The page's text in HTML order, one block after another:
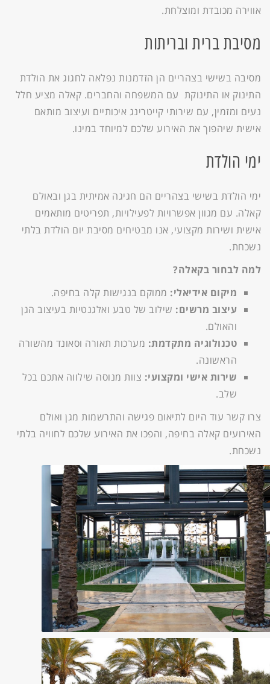
אווירה מכובדת ומוצלחת.
מסיבת ברית ובריתות
מסיבה בשישי בצהריים הן הזדמנות נפלאה לחגוג את הולדת
התינוק או התינוקת עם המשפחה והחברים. קאלה מציע חלל
נעים ומזמין, עם שירותי קייטרינג איכותיים ועיצוב מותאם
אישית שיהפוך את האירוע שלכם למיוחד במינו.
ימי הולדת
ימי הולדת בשישי בצהריים הם חגיגה אמיתית בגן ובאולם
קאלה. עם מגוון אפשרויות לפעילויות, תפריטים מותאמים
אישית ושירות מקצועי, אנו מבטיחים מסיבת יום הולדת בלתי
נשכחת.
למה לבחור בקאלה?
מיקום אידיאלי: ממוקם בנגישות קלה בחיפה.
עיצוב מרשים: שילוב של טבע ואלגנטיות בעיצוב הגן
והאולם.
טכנולוגיה מתקדמת: מערכות תאורה וסאונד מהשורה
הראשונה.
שירות אישי ומקצועי: צוות מנוסה שילווה אתכם בכל
שלב.
צרו קשר עוד היום לתיאום פגישה והתרשמות מגן ואולם
האירועים קאלה בחיפה, והפכו את האירוע שלכם לחוויה בלתי
נשכחת.